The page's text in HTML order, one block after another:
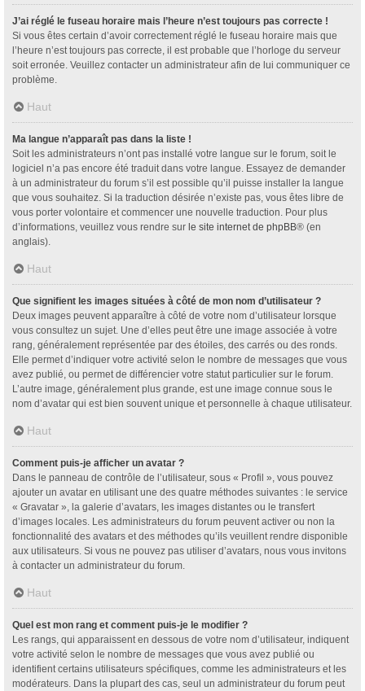
J’ai réglé le fuseau horaire mais l’heure n’est toujours pas correcte !
Si vous êtes certain d’avoir correctement réglé le fuseau horaire mais que
l’heure n’est toujours pas correcte, il est probable que l’horloge du serveur
soit erronée. Veuillez contacter un administrateur afin de lui communiquer ce
problème.
Haut
Ma langue n’apparaît pas dans la liste !
Soit les administrateurs n’ont pas installé votre langue sur le forum, soit le
logiciel n’a pas encore été traduit dans votre langue. Essayez de demander
à un administrateur du forum s’il est possible qu’il puisse installer la langue
que vous souhaitez. Si la traduction désirée n’existe pas, vous êtes libre de
vous porter volontaire et commencer une nouvelle traduction. Pour plus
d’informations, veuillez vous rendre sur le site internet de phpBB® (en
anglais).
Haut
Que signifient les images situées à côté de mon nom d’utilisateur ?
Deux images peuvent apparaître à côté de votre nom d’utilisateur lorsque
vous consultez un sujet. Une d’elles peut être une image associée à votre
rang, généralement représentée par des étoiles, des carrés ou des ronds.
Elle permet d’indiquer votre activité selon le nombre de messages que vous
avez publié, ou permet de différencier votre statut particulier sur le forum.
L’autre image, généralement plus grande, est une image connue sous le
nom d’avatar qui est bien souvent unique et personnelle à chaque utilisateur.
Haut
Comment puis-je afficher un avatar ?
Dans le panneau de contrôle de l’utilisateur, sous « Profil », vous pouvez
ajouter un avatar en utilisant une des quatre méthodes suivantes : le service
« Gravatar », la galerie d’avatars, les images distantes ou le transfert
d’images locales. Les administrateurs du forum peuvent activer ou non la
fonctionnalité des avatars et des méthodes qu’ils veuillent rendre disponible
aux utilisateurs. Si vous ne pouvez pas utiliser d’avatars, nous vous invitons
à contacter un administrateur du forum.
Haut
Quel est mon rang et comment puis-je le modifier ?
Les rangs, qui apparaissent en dessous de votre nom d’utilisateur, indiquent
votre activité selon le nombre de messages que vous avez publié ou
identifient certains utilisateurs spécifiques, comme les administrateurs et les
modérateurs. Dans la plupart des cas, seul un administrateur du forum peut